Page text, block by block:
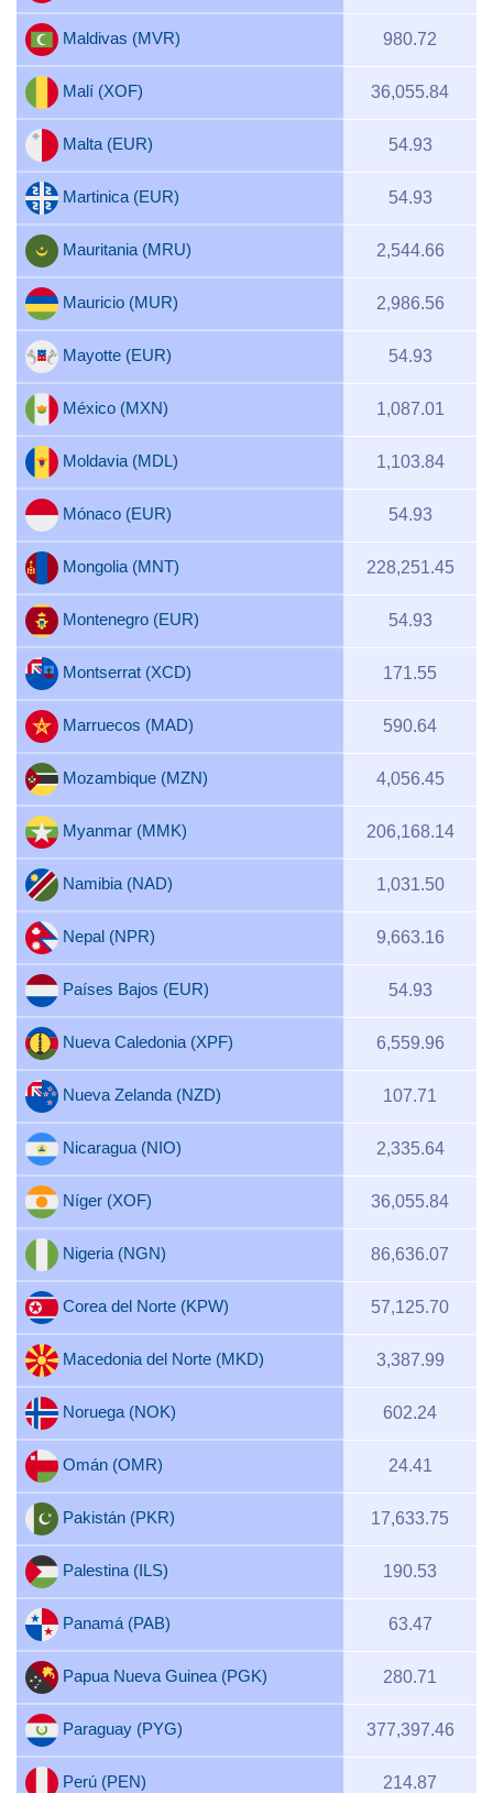
Maldivas (MVR) 980.72
Malí (XOF) 36,055.84
Malta (EUR) 54.93
Martinica (EUR) 54.93
Mauritania (MRU) 2,544.66
Mauricio (MUR) 2,986.56
Mayotte (EUR) 54.93
México (MXN) 1,087.01
Moldavia (MDL) 1,103.84
Mónaco (EUR) 54.93
Mongolia (MNT) 228,251.45
Montenegro (EUR) 54.93
Montserrat (XCD) 171.55
Marruecos (MAD) 590.64
Mozambique (MZN) 4,056.45
Myanmar (MMK) 206,168.14
Namibia (NAD) 1,031.50
Nepal (NPR) 9,663.16
Países Bajos (EUR) 54.93
Nueva Caledonia (XPF) 6,559.96
Nueva Zelanda (NZD) 107.71
Nicaragua (NIO) 2,335.64
Níger (XOF) 36,055.84
Nigeria (NGN) 86,636.07
Corea del Norte (KPW) 57,125.70
Macedonia del Norte (MKD) 3,387.99
Noruega (NOK) 602.24
Omán (OMR) 24.41
Pakistán (PKR) 17,633.75
Palestina (ILS) 190.53
Panamá (PAB) 63.47
Papua Nueva Guinea (PGK) 280.71
Paraguay (PYG) 377,397.46
Perú (PEN) 214.87